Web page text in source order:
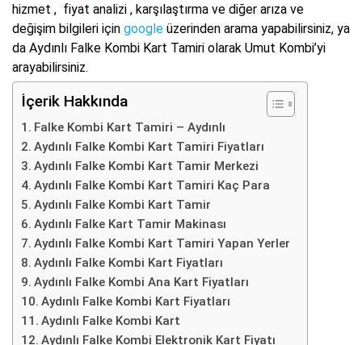
hizmet , fiyat analizi , karşılaştırma ve diğer arıza ve
değişim bilgileri için google üzerinden arama yapabilirsiniz, ya
da Aydınlı Falke Kombi Kart Tamiri olarak Umut Kombi’yi
arayabilirsiniz.
İçerik Hakkında
Falke Kombi Kart Tamiri – Aydınlı
Aydınlı Falke Kombi Kart Tamiri Fiyatları
Aydınlı Falke Kombi Kart Tamir Merkezi
Aydınlı Falke Kombi Kart Tamiri Kaç Para
Aydınlı Falke Kombi Kart Tamir
Aydınlı Falke Kart Tamir Makinası
Aydınlı Falke Kombi Kart Tamiri Yapan Yerler
Aydınlı Falke Kombi Kart Fiyatları
Aydınlı Falke Kombi Ana Kart Fiyatları
Aydınlı Falke Kombi Kart Fiyatları
Aydınlı Falke Kombi Kart
Aydınlı Falke Kombi Elektronik Kart Fiyatı